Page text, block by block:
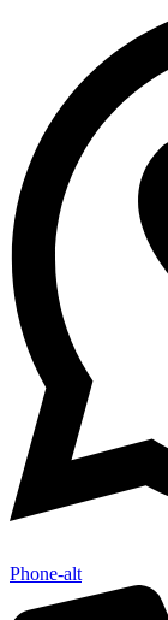
Phone-alt